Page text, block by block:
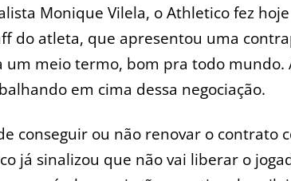
Monique Vilela, o Athletico fez
do atleta, que apresentou uma
um meio termo, bom pra todo mundo.
em cima dessa negociação.
conseguir ou não renovar o contrato
já sinalizou que não vai liberar o